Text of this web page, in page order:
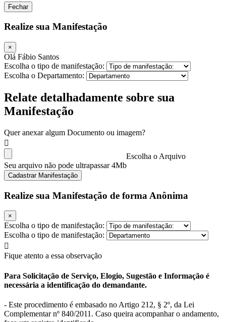
Fechar
Realize sua Manifestação
×
Olá Fábio Santos
Escolha o tipo de manifestação:
Escolha o Departamento:
Relate detalhadamente sobre sua
Manifestação
Quer anexar algum Documento ou imagem?
Escolha o Arquivo
Seu arquivo não pode ultrapassar 4Mb
Cadastrar Manifestação
Realize sua Manifestação de forma Anônima
×
Escolha o tipo de manifestação:
Escolha o tipo de manifestação:
Fique atento a essa observação
Para Solicitação de Serviço, Elogio, Sugestão e Informação é
necessária a identificação do demandante.
- Este procedimento é embasado no Artigo 212, § 2º, da Lei
Complementar nº 840/2011. Caso queira acompanhar o andamento,